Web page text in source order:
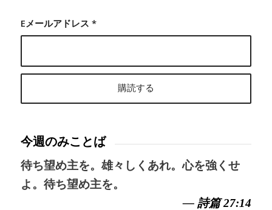
Eメールアドレス *
今週のみことば
待ち望め主を。雄々しくあれ。心を強くせ
よ。待ち望め主を。
— 詩篇 27:14